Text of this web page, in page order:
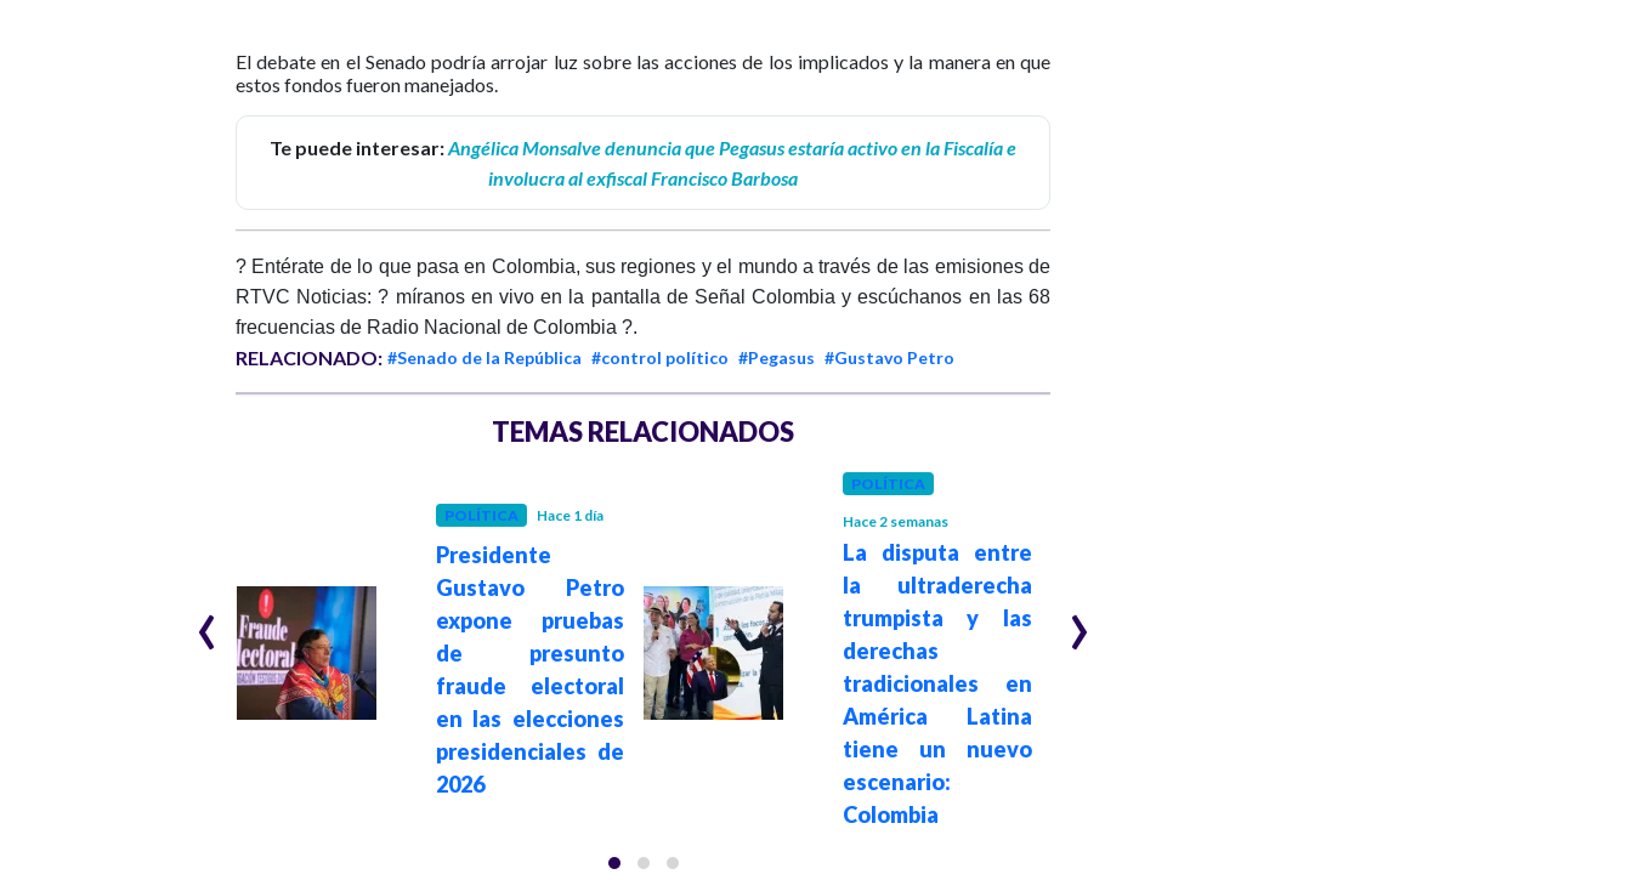
El debate en el Senado podría arrojar luz sobre las acciones de los implicados y la manera en que
estos fondos fueron manejados.
Te puede interesar:Angélica Monsalve denuncia que Pegasus estaría activo en la Fiscalía e
involucra al exfiscal Francisco Barbosa
? Entérate de lo que pasa en Colombia, sus regiones y el mundo a través de las emisiones de
RTVC Noticias: ? míranos en vivo en la pantalla de Señal Colombia y escúchanos en las 68
frecuencias de Radio Nacional de Colombia ?.
RELACIONADO: #Senado de la República #control político #Pegasus #Gustavo Petro
TEMAS RELACIONADOS
en Colombia
POLÍTICA Hace 1 día
Presidente
Gustavo Petro
expone pruebas
de presunto
fraude electoral
en las elecciones
presidenciales de
2026
POLÍTICA
Hace 2 semanas
La disputa entre
la ultraderecha
trumpista y las
derechas
tradicionales en
América Latina
tiene un nuevo
escenario:
Colombia
‹ ›